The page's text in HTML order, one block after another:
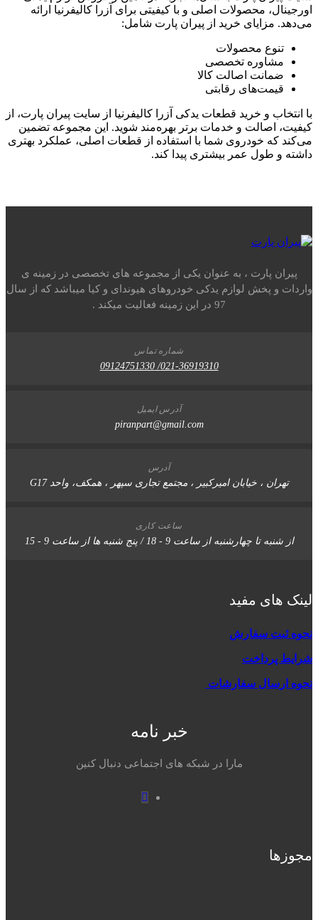
محصولات اصلی و با کیفیتی برای آزرا کالیفرنیا ارائه
مزایای خرید از پیران پارت شامل:
تنوع محصولات
مشاوره تخصصی
ضمانت اصالت کالا
قیمت‌های رقابتی
انتخاب و خرید قطعات یدکی آزرا کالیفرنیا از سایت پیران پارت، از
اصالت و خدمات برتر بهره‌مند شوید. این مجموعه تضمین
که خودروی شما با استفاده از قطعات اصلی، عملکرد بهتری
و طول عمر بیشتری پیدا کند.
پیران پارت ، به عنوان یکی از مجموعه های تخصصی در زمینه ی
و پخش لوازم یدکی خودروهای هیوندای و کیا میباشد که از سال
97 در این زمینه فعالیت میکند .
شماره تماس
021-36919310/ 09124751330
آدرس ایمیل
piranpart@gmail.com
آدرس
تهران ، خیابان امیرکبیر ، مجتمع تجاری سپهر ، همکف، واحد G17
ساعت کاری
از شنبه تا چهارشنبه از ساعت 9 - 18 / پنج شنبه ها از ساعت 9 - 15
های مفید
ثبت سفارش
پرداخت
ارسال سفارشات
خبر نامه
مارا در شبکه های اجتماعی دنبال کنین
Instagram